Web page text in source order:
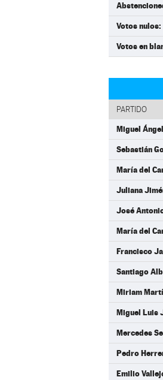
Votos nulos:
Votos en
PARTIDO
Miguel
Sebastián
María del
Juliana
José
María del
Francisco
Santiago
Miriam
Miguel Luis
Mercedes
Pedro
Emilio